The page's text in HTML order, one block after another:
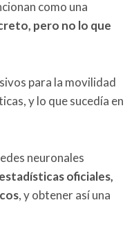
como una
pero no lo que
para la movilidad
y lo que sucedía en
neuronales
oficiales,
, y obtener así una